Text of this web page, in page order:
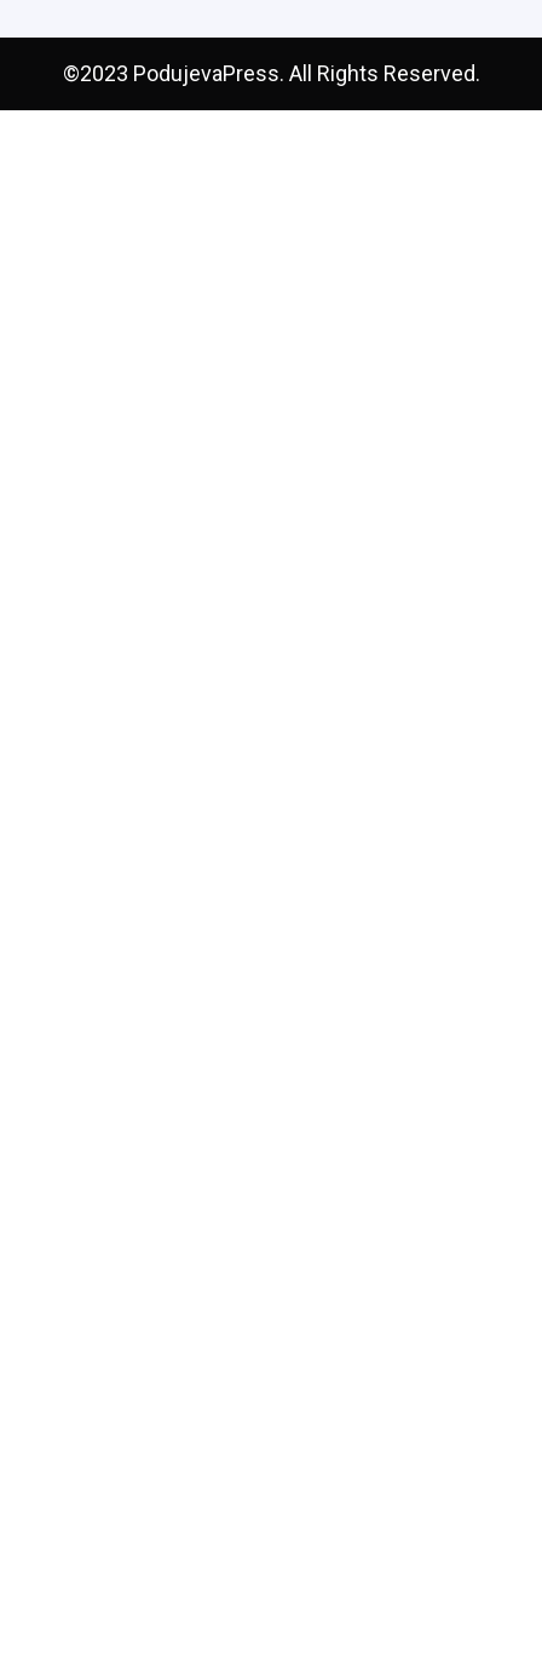
©2023 PodujevaPress. All Rights Reserved.